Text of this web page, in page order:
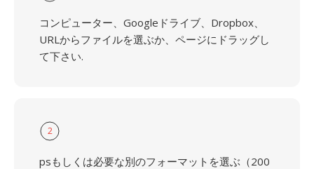
コンピューター、Googleドライブ、Dropbox、
URLからファイルを選ぶか、ページにドラッグし
て下さい.
2
psもしくは必要な別のフォーマットを選ぶ（200